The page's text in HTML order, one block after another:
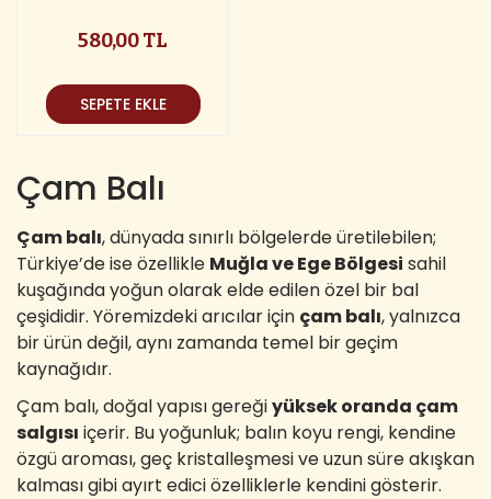
580,00 TL
SEPETE EKLE
Çam Balı
Çam balı, dünyada sınırlı bölgelerde üretilebilen;
Türkiye’de ise özellikle Muğla ve Ege Bölgesi sahil
kuşağında yoğun olarak elde edilen özel bir bal
çeşididir. Yöremizdeki arıcılar için çam balı, yalnızca
bir ürün değil, aynı zamanda temel bir geçim
kaynağıdır.
Çam balı, doğal yapısı gereğiyüksek oranda çam
salgısı içerir. Bu yoğunluk; balın koyu rengi, kendine
özgü aroması, geç kristalleşmesi ve uzun süre akışkan
kalması gibi ayırt edici özelliklerle kendini gösterir.